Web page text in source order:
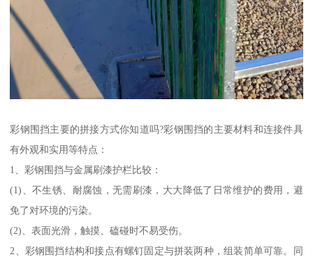
彩钢围挡主要的拼接方式你知道吗?彩钢围挡的主要材料和连接件具
有外观和实用等特点：
1、彩钢围挡与金属刷漆护栏比较：
(1)、不生锈、耐腐蚀，无需刷漆，大大降低了日常维护的费用，避
免了对环境的污染。
(2)、表面光滑，触摸、磕碰时不易受伤。
2、彩钢围挡结构和接点有螺钉固定与拼装两种，组装简单可靠。同